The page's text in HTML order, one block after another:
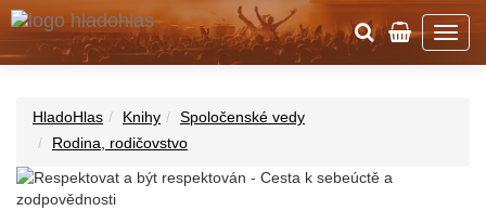
HladoHlas Knihy
Spoločenské vedy
Rodina, rodičovstvo